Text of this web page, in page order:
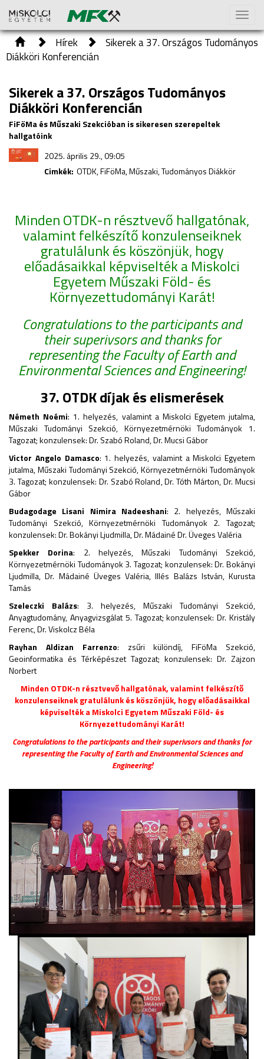
Toggle
Hírek
Sikerek a 37. Országos Tudományos
Diákköri Konferencián
Sikerek a 37. Országos Tudományos
Diákköri Konferencián
FiFöMa és Műszaki Szekcióban is sikeresen szerepeltek
hallgatóink
2025. április 29., 09:05
Cimkék: OTDK, FiFöMa, Műszaki, Tudományos Diákkör
Minden OTDK-n résztvevő hallgatónak,
valamint felkészítő konzulenseiknek
gratulálunk és köszönjük, hogy
előadásaikkal képviselték a Miskolci
Egyetem Műszaki Föld- és
Környezettudományi Karát!
Congratulations to the participants and
their superivsors and thanks for
representing the Faculty of Earth and
Environmental Sciences and Engineering!
37. OTDK díjak és elismerések
Németh Noémi: 1. helyezés, valamint a Miskolci Egyetem jutalma,
Műszaki Tudományi Szekció, Környezetmérnöki Tudományok 1.
Tagozat; konzulensek: Dr. Szabó Roland, Dr. Mucsi Gábor
Victor Angelo Damasco: 1. helyezés, valamint a Miskolci Egyetem
jutalma, Műszaki Tudományi Szekció, Környezetmérnöki Tudományok
3. Tagozat; konzulensek: Dr. Szabó Roland, Dr. Tóth Márton, Dr. Mucsi
Gábor
Budagodage Lisani Nimira Nadeeshani: 2. helyezés, Műszaki
Tudományi Szekció, Környezetmérnöki Tudományok 2. Tagozat;
konzulensek: Dr. Bokányi Ljudmilla, Dr. Mádainé Dr. Üveges Valéria
Spekker Dorina: 2. helyezés, Műszaki Tudományi Szekció,
Környezetmérnöki Tudományok 3. Tagozat; konzulensek: Dr. Bokányi
Ljudmilla, Dr. Mádainé Üveges Valéria, Illés Balázs István, Kurusta
Tamás
Szeleczki Balázs: 3. helyezés, Műszaki Tudományi Szekció,
Anyagtudomány, Anyagvizsgálat 5. Tagozat; konzulensek: Dr. Kristály
Ferenc, Dr. Viskolcz Béla
Rayhan Aldizan Farrenzo: zsűri különdíj, FiFöMa Szekció,
Geoinformatika és Térképészet Tagozat; konzulensek: Dr. Zajzon
Norbert
Minden OTDK-n résztvevő hallgatónak, valamint felkészítő
konzulenseiknek gratulálunk és köszönjük, hogy előadásaikkal
képviselték a Miskolci Egyetem Műszaki Föld- és
Környezettudományi Karát!
Congratulations to the participants and their superivsors and thanks for
representing the Faculty of Earth and Environmental Sciences and
Engineering!